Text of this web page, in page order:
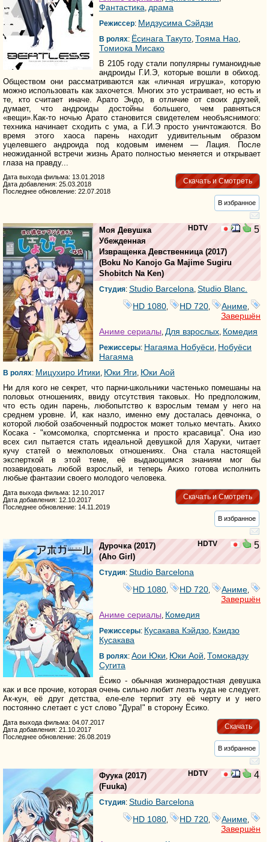
Фантастика драма
Режиссер: Мидзусима Сэйдзи
В ролях: Ёсинага Такуто Тояма Нао
Томиока Мисако
В 2105 году стали популярны гуманоидные
андроиды Г.И.Э, которые вошли в обиход.
Обществом они рассматриваются как «личная игрушка», которую
можно использовать как захочется. Многих это устраивает, но есть и
те, кто считает иначе. Арато Эндо, в отличие от своих друзей,
думает, что андроиды достойны большего, чем равняться
«вещи».Как-то ночью Арато становится свидетелем необъяснимого:
техника начинает сходить с ума, а Г.И.Э просто уничтожаются. Во
время этого хаоса парень находит удивительным образом
уцелевшего андроида под кодовым именем — Лация. После
неожиданной встречи жизнь Арато полностью меняется и открывает
глаза на правду...
Скачать и Смотреть
Дата выхода фильма: 13.01.2018
Дата добавления: 25.03.2018
Последнее обновление: 22.07.2018
В избранное
HDTV 5
Моя Девушка
Убежденная
Извращенка Девственница(2017)
(Boku No Kanojo Ga Majime Sugiru
Shobitch Na Ken)
Студия: Studio Barcelona, Studio Blanc.
HD 1080, HD 720, Аниме,
Завершён
Аниме сериалы, Для взрослых, Комедия
Режиссеры: Нагаяма Нобуёси, Нобуёси
Нагаяма
В ролях: Мицухиро Итики, Юки Яги, Юки Аой
Ни для кого не секрет, что парни-школьники частенько помешаны на
половых отношениях, ввиду отсутствия таковых. Но предположим,
что есть один парень, любопытство к взрослым темам у него на
среднем уровне. И, как назло, именно ему досталась девчонка, о
которой любой озабоченный подросток может только мечтать. Акихо
Косака - "комсомолка, спортсменка и просто красавица”. Она изо
всех сил пытается стать идеальной девушкой для Харуки, читает
кучу статей о межполовых отношениях. Она стала настоящей
эксперткой в этой теме, её выдающимся знаниям мог бы
позавидовать любой взрослый, и теперь Акихо готова исполнить
любые фантазии своего молодого человека.
Скачать и Смотреть
Дата выхода фильма: 12.10.2017
Дата добавления: 12.10.2017
Последнее обновление: 14.11.2019
В избранное
HDTV 5
Дурочка(2017)
(Aho Girl )
Студия: Studio Barcelona
HD 1080
HD 720 Аниме
Завершён
Аниме сериалы, Комедия
Режиссеры: Кусакава Кэйдзо, Кэидзо
Кусакава
В ролях: Аои Юки, Юки Аой, Томокадзу
Сугита
Ёсико - обычная жизнерадостная девушка
как и все прочие, которая очень сильно любит лезть куда не следует.
Ак-кун, её друг детства, еле-еле терпит эту её черту и у него
постоянно слетает с уст слово "Дура!" в сторону Ёсико.
Скачать
Дата выхода фильма: 04.07.2017
Дата добавления: 21.10.2017
Последнее обновление: 26.08.2019
В избранное
HDTV 4
Фуука(2017)
(Fuuka)
Студия: Studio Barcelona
HD 1080
HD 720 Аниме
Завершён